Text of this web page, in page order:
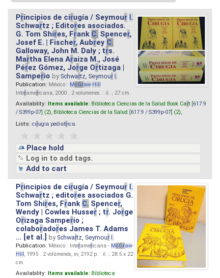
Principios de cirugía / Seymour I.
Schwartz ; Editores asociados.
G. Tom Shires, Frank C. Spencer,
Josef E. | Fischer, Aubrey C.
Galloway, John M. Daly ; trs.
Martha Elena Araiza M., José
Pérez Gómez, Jorge Ortizaga |
Samperio by Schwartz, Seymour I.
Publication: México : McGraw-Hill
Interamericana, 2000 . 2 volumenes. : il. ; 27 cm.
Availability: Items available: Biblioteca Ciencias de la Salud Book Cart [ 617.9
/ S399p-07 ] (2), Biblioteca Ciencias de la Salud [ 617.9 / S399p-07 ] (2),
Lists: cirugia pediatrica
Place hold
Log in to add tags.
Add to cart
Principios de cirugía / Seymour I.
Schwartz ; editores asociados G.
Tom Shires, Frank C. Spencer,
Wendy | Cowles Husser ; tr. Jorge
Orizaga Samperio ;
colaboradores James T. Adams
... [et al.]by Schwartz, Seymour I.
Publication: México : Interamericana - McGraw-
Hill, 1995 . 2 volúmenes, xv, 2192 p. : il. ; 28.5 x 22
cm.
Availability: Items available: Biblioteca